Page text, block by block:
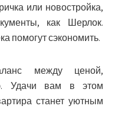
или новостройка,
как Шерлок.
помогут сэкономить.
между ценой,
Удачи вам в этом
станет уютным